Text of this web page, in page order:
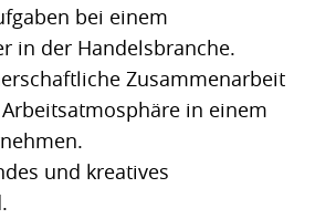
bei einem
in der Handelsbranche.
Zusammenarbeit
in einem
und kreatives